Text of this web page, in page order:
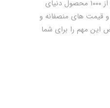
کرده ایم با موجود کردن بیش از ۱۰۰۰ محصول دنیای
و قیمت های منصفانه و
این مهم را برای شما